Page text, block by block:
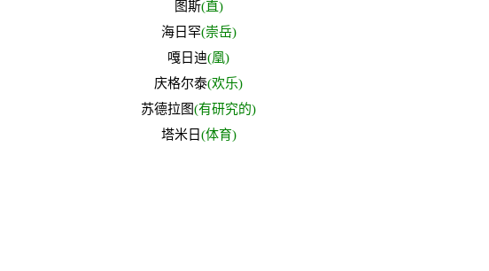
图斯(直)
海日罕(崇岳)
嘎日迪(凰)
庆格尔泰(欢乐)
苏德拉图(有研究的)
塔米日(体育)